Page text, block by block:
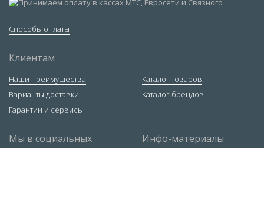
Способы оплаты
Клиентам
Наши преимущества
Варианты доставки
Гарантии и сервисы
Каталог товаров
Каталог брендов
Мы в социальных
сетях
Инфо-материалы